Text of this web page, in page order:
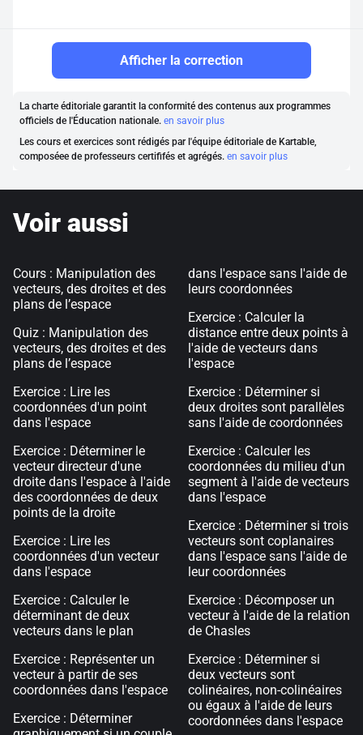
Afficher la correction
La charte éditoriale garantit la conformité des contenus aux programmes
officiels de l'Éducation nationale. en savoir plus
Les cours et exercices sont rédigés par l'équipe éditoriale de Kartable,
composéee de professeurs certififés et agrégés. en savoir plus
Voir aussi
Cours : Manipulation des
vecteurs, des droites et des
plans de l’espace
Quiz : Manipulation des
vecteurs, des droites et des
plans de l’espace
Exercice : Lire les
coordonnées d'un point
dans l'espace
Exercice : Déterminer le
vecteur directeur d'une
droite dans l'espace à l'aide
des coordonnées de deux
points de la droite
Exercice : Lire les
coordonnées d'un vecteur
dans l'espace
Exercice : Calculer le
déterminant de deux
vecteurs dans le plan
Exercice : Représenter un
vecteur à partir de ses
coordonnées dans l'espace
Exercice : Déterminer
dans l'espace sans l'aide de
leurs coordonnées
Exercice : Calculer la
distance entre deux points à
l'aide de vecteurs dans
l'espace
Exercice : Déterminer si
deux droites sont parallèles
sans l'aide de coordonnées
Exercice : Calculer les
coordonnées du milieu d'un
segment à l'aide de vecteurs
dans l'espace
Exercice : Déterminer si trois
vecteurs sont coplanaires
dans l'espace sans l'aide de
leur coordonnées
Exercice : Décomposer un
vecteur à l'aide de la relation
de Chasles
Exercice : Déterminer si
deux vecteurs sont
colinéaires, non-colinéaires
ou égaux à l'aide de leurs
coordonnées dans l'espace